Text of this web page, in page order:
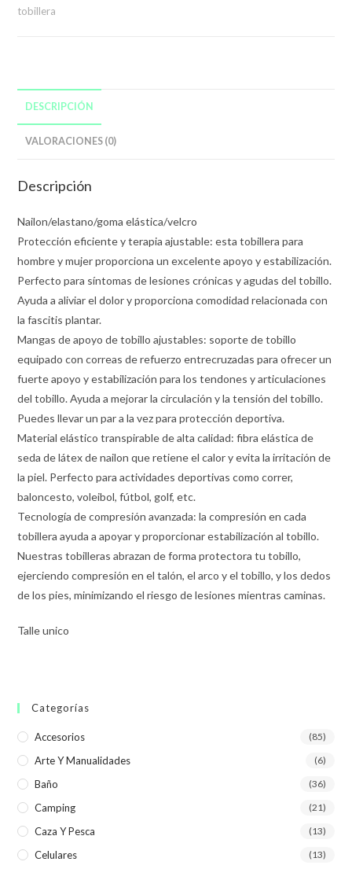
tobillera
DESCRIPCIÓN
VALORACIONES (0)
Descripción
Nailon/elastano/goma elástica/velcro
Protección eficiente y terapia ajustable: esta tobillera para
hombre y mujer proporciona un excelente apoyo y estabilización.
Perfecto para síntomas de lesiones crónicas y agudas del tobillo.
Ayuda a aliviar el dolor y proporciona comodidad relacionada con
la fascitis plantar.
Mangas de apoyo de tobillo ajustables: soporte de tobillo
equipado con correas de refuerzo entrecruzadas para ofrecer un
fuerte apoyo y estabilización para los tendones y articulaciones
del tobillo. Ayuda a mejorar la circulación y la tensión del tobillo.
Puedes llevar un par a la vez para protección deportiva.
Material elástico transpirable de alta calidad: fibra elástica de
seda de látex de nailon que retiene el calor y evita la irritación de
la piel. Perfecto para actividades deportivas como correr,
baloncesto, voleibol, fútbol, golf, etc.
Tecnología de compresión avanzada: la compresión en cada
tobillera ayuda a apoyar y proporcionar estabilización al tobillo.
Nuestras tobilleras abrazan de forma protectora tu tobillo,
ejerciendo compresión en el talón, el arco y el tobillo, y los dedos
de los pies, minimizando el riesgo de lesiones mientras caminas.
Talle unico
Categorías
Accesorios (85)
Arte Y Manualidades (6)
Baño (36)
Camping (21)
Caza Y Pesca (13)
Celulares (13)